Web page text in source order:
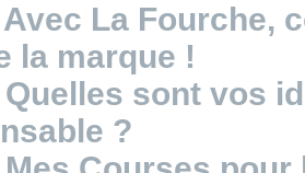
Avec La Fourche,
la marque !
Quelles sont vos
?